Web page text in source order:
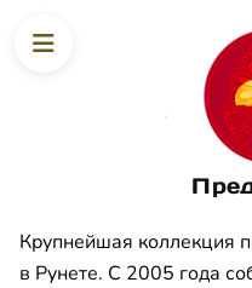
Крупнейшая коллекция
в Рунете. С 2005 года